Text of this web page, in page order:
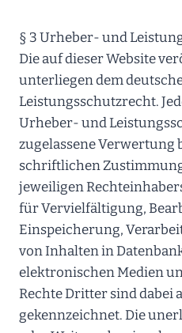
§ 3 Urheber- und
Die auf dieser Website
unterliegen dem
Leistungsschutzrecht.
Urheber- und
zugelassene Verwertung
schriftlichen
jeweiligen
für Vervielfältigung,
Einspeicherung,
von Inhalten in
elektronischen Medien
Rechte Dritter sind dabei
gekennzeichnet. Die